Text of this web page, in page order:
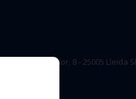
: c/ Sant Salvador, 8 - 25005 Lleida